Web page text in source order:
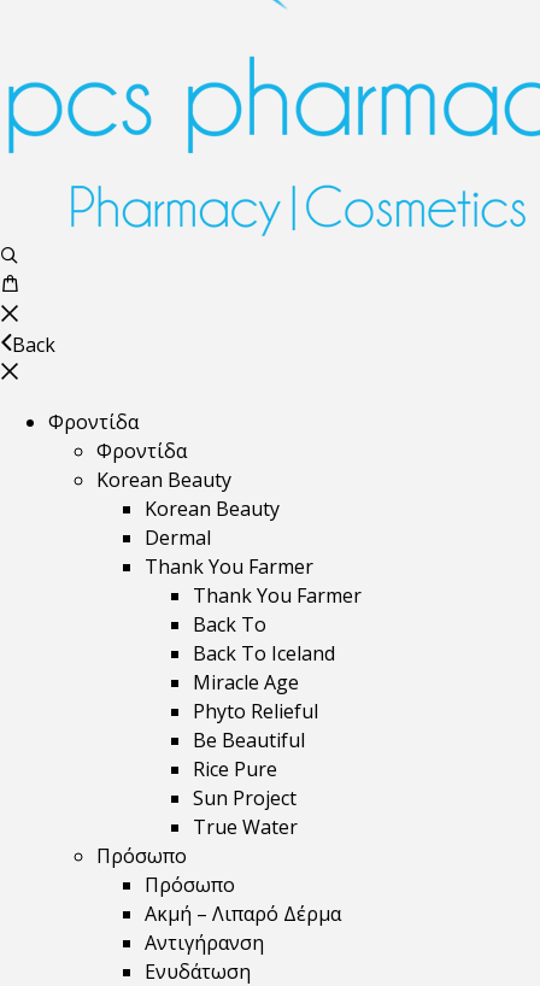
Back
Φροντίδα
Φροντίδα
Korean Beauty
Korean Beauty
Dermal
Thank You Farmer
Thank You Farmer
Back To
Back To Iceland
Miracle Age
Phyto Relieful
Be Beautiful
Rice Pure
Sun Project
True Water
Πρόσωπο
Πρόσωπο
Ακμή – Λιπαρό Δέρμα
Αντιγήρανση
Ενυδάτωση